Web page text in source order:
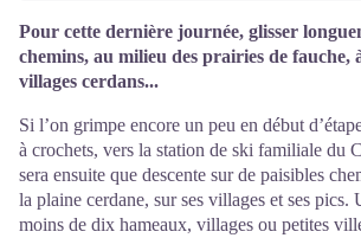
Pour cette dernière journée, glisser
chemins, au milieu des prairies de fauche,
villages cerdans...
Si l’on grimpe encore un peu en début
à crochets, vers la station de ski familiale du
sera ensuite que descente sur de paisibles
la plaine cerdane, sur ses villages et ses pics.
moins de dix hameaux, villages ou petites